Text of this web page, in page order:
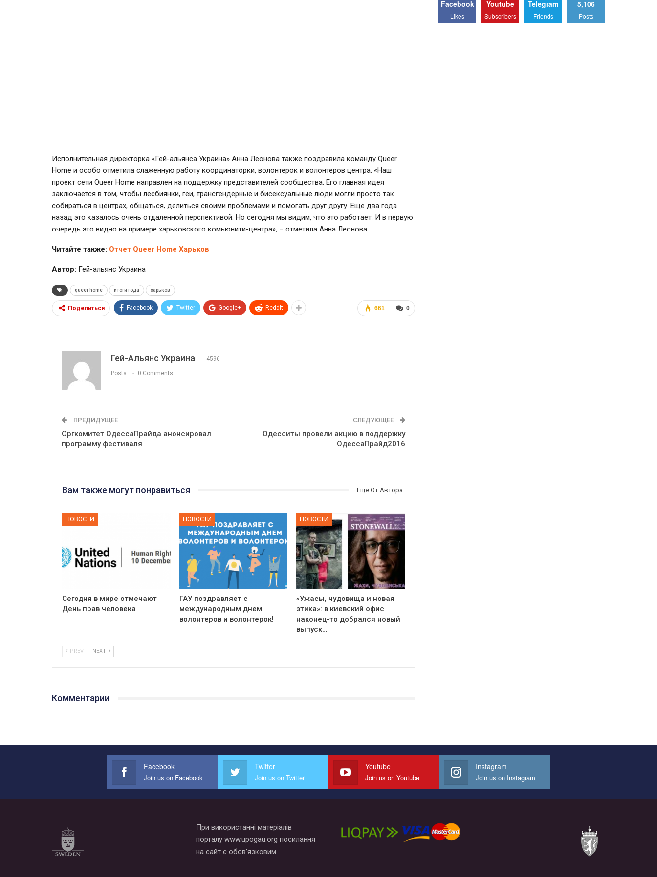
Исполнительная директорка «Гей-альянса Украина» Анна Леонова также поздравила команду Queer
Home и особо отметила слаженную работу координаторки, волонтерок и волонтеров центра. «Наш
проект сети Queer Home направлен на поддержку представителей сообщества. Его главная идея
заключается в том, чтобы лесбиянки, геи, трансгендерные и бисексуальные люди могли просто так
собираться в центрах, общаться, делиться своими проблемами и помогать друг другу. Еще два года
назад это казалось очень отдаленной перспективой. Но сегодня мы видим, что это работает. И в первую
очередь это видно на примере харьковского комьюнити-центра», – отметила Анна Леонова.
Читайте также: Отчет Queer Home Харьков
Автор: Гей-альянс Украина
queer home итоги года харьков
0
661
Поделиться Facebook Twitter Google+ ReddIt
Гей-Альянс Украина 4596
Posts 0 Comments
ПРЕДИДУЩЕЕ
Оргкомитет ОдессаПрайда анонсировал
программу фестиваля
СЛЕДУЮЩЕЕ
Одесситы провели акцию в поддержку
ОдессаПрайд2016
Вам также могут понравиться Еще От Автора
НОВОСТИ
Сегодня в мире отмечают
День прав человека
НОВОСТИ
ГАУ поздравляет с
международным днем
волонтеров и волонтерок!
НОВОСТИ
«Ужасы, чудовища и новая
этика»: в киевский офис
наконец-то добрался новый
выпуск…
PREV NEXT
Комментарии
Facebook
Likes
Youtube
Subscribers
Telegram
Friends
5,106
Posts
Facebook
Join us on Facebook
Twitter
Join us on Twitter
Youtube
Join us on Youtube
Instagram
Join us on Instagram
При використанні матеріалів
порталу www.upogau.org посилання
на сайт є обов’язковим.